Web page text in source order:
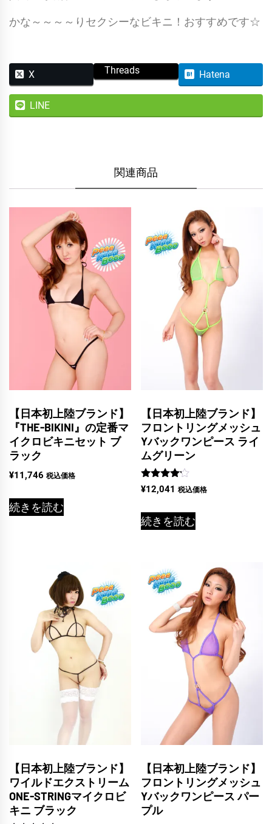
かな～～～～りセクシーなビキニ！おすすめです☆
X Threads Hatena
LINE
関連商品
【日本初上陸ブランド】
『THE-BIKINI』の定番マ
イクロビキニセット ブ
ラック
¥11,746 税込価格
続きを読む
【日本初上陸ブランド】
フロントリングメッシュ
Yバックワンピース ライ
ムグリーン
5段階中
4.00
¥12,041 税込価格
続きを読む
【日本初上陸ブランド】
ワイルドエクストリーム
ONE-STRINGマイクロビ
キニ ブラック
【日本初上陸ブランド】
フロントリングメッシュ
Yバックワンピース パー
プル